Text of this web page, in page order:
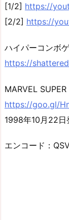
[1/2] https://
[2/2] https://
ハイパーコンボ
https://
MARVEL
https://goo.gl/
1998年10月22日
エンコード：